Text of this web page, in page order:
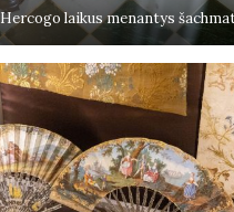
Hercogo laikus menantys